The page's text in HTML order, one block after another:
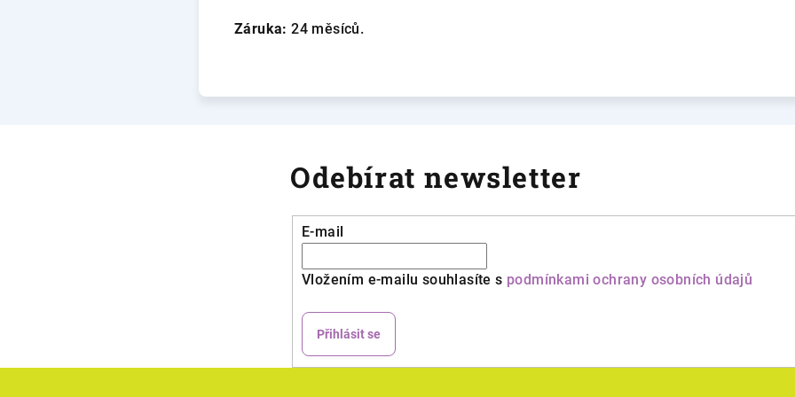
Záruka:24 měsíců.
Odebírat newsletter
E-mail
Vložením e-mailu souhlasíte s podmínkami ochrany osobních údajů
Přihlásit se